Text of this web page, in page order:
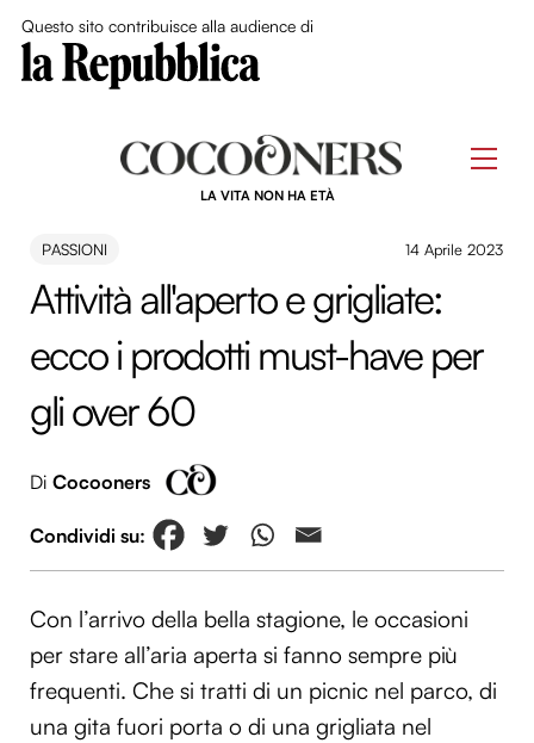
Questo sito contribuisce alla audience di
LA VITA NON HA ETÀ
PASSIONI 14 Aprile 2023
Attività all'aperto e grigliate:
ecco i prodotti must-have per
gli over 60
Di Cocooners
Con l’arrivo della bella stagione, le occasioni
per stare all’aria aperta si fanno sempre più
frequenti. Che si tratti di un picnic nel parco, di
una gita fuori porta o di una grigliata nel